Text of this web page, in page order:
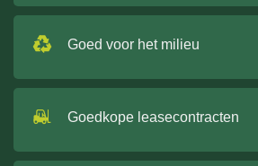
Goed voor het milieu
Goedkope leasecontracten